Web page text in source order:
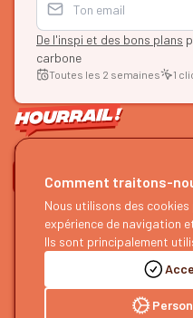
De l'inspi et des bons plans
carbone
Toutes les 2 semaines 1
ON SE SUIT ?
HOURRAIL !
À propos
Devenir partenaire
Nous faire un retour
Comment traitons-
Nous utilisons des
expérience de navigation
Ils sont principalement